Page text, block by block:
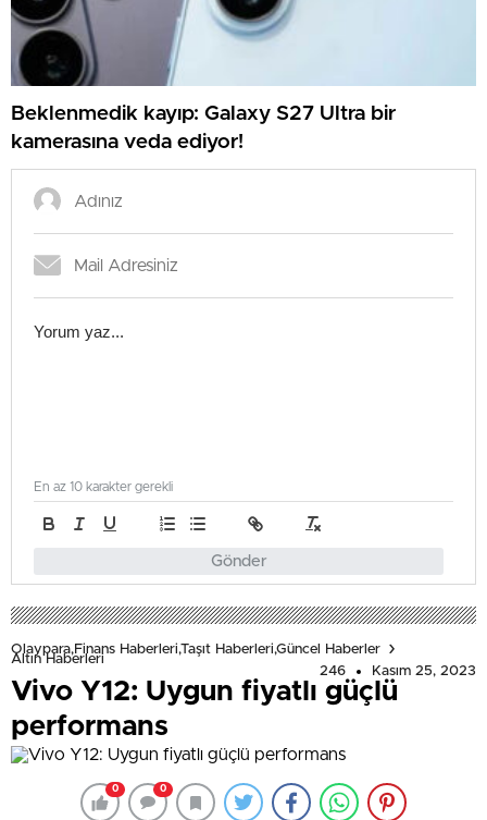
Beklenmedik kayıp: Galaxy S27 Ultra bir
kamerasına veda ediyor!
Gönder
En az 10 karakter gerekli
Olaypara,Finans Haberleri,Taşıt Haberleri,Güncel Haberler
Altın Haberleri
246
Kasım 25, 2023
Vivo Y12: Uygun fiyatlı güçlü
performans
0 0